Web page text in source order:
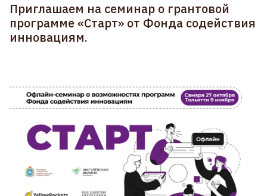
Приглашаем на семинар о грантовой
программе «Старт» от Фонда содействия
инновациям.